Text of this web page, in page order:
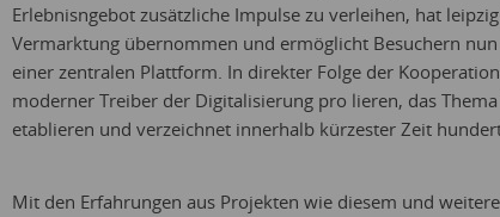
Erlebnisngebot zusätzliche Impulse zu verleihen, hat
Vermarktung übernommen und ermöglicht Besuchern
einer zentralen Plattform. In direkter Folge der
moderner Treiber der Digitalisierung pro lieren, das
etablieren und verzeichnet innerhalb kürzester Zeit
Mit den Erfahrungen aus Projekten wie diesem und